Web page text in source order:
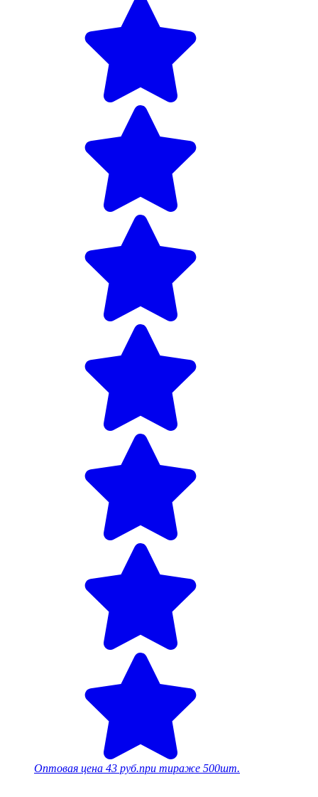
Оптовая цена 43 руб.при тираже 500шт.